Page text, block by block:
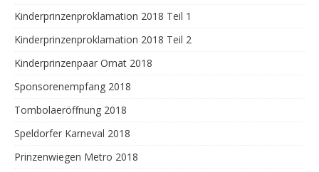
Kinderprinzenproklamation 2018 Teil 1
Kinderprinzenproklamation 2018 Teil 2
Kinderprinzenpaar Ornat 2018
Sponsorenempfang 2018
Tombolaeröffnung 2018
Speldorfer Karneval 2018
Prinzenwiegen Metro 2018